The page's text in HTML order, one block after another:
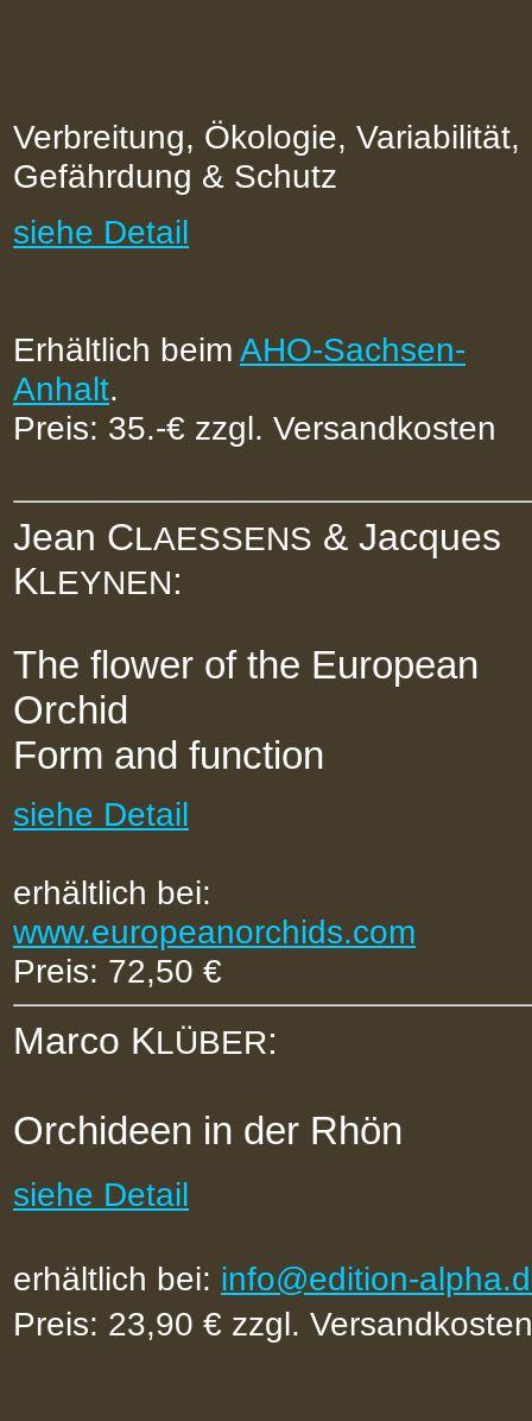
Verbreitung, Ökologie, Variabilität,
Gefährdung & Schutz
siehe Detail
Erhältlich beim AHO-Sachsen-
Anhalt.
Preis: 35.-€ zzgl. Versandkosten
Jean CLAESSENS & Jacques
KLEYNEN:
The flower of the European
Orchid
Form and function
siehe Detail
erhältlich bei:
www.europeanorchids.com
Preis: 72,50 €
Marco KLÜBER:
Orchideen in der Rhön
siehe Detail
erhältlich bei: info@edition-
Preis: 23,90 € zzgl. Versandkosten